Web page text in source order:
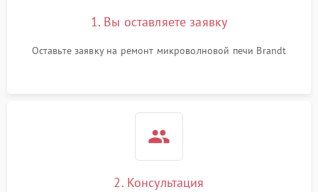
1. Вы оставляете заявку
Оставьте заявку на ремонт микроволновой печи Brandt
2. Консультация